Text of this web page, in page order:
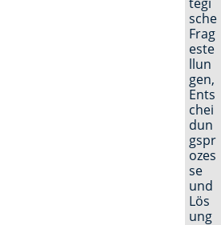
sche
Frag
este
llun
gen,
Ents
chei
dun
gspr
ozes
se
und
Lös
ung